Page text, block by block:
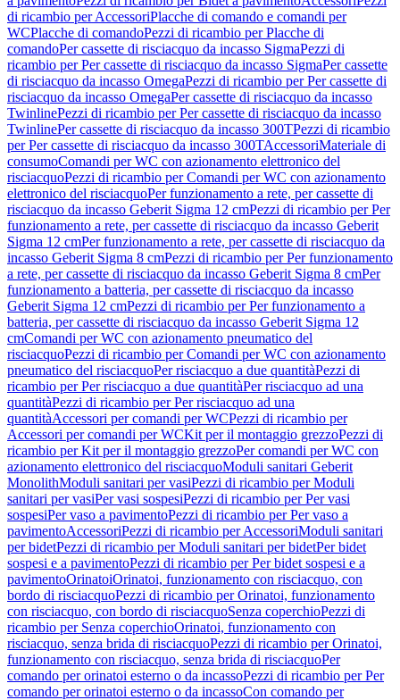
di ricambio per AccessoriPlacche di comando e comandi per
WCPlacche di comandoPezzi di ricambio per Placche di
comandoPer cassette di risciacquo da incasso SigmaPezzi di
ricambio per Per cassette di risciacquo da incasso SigmaPer cassette
di risciacquo da incasso OmegaPezzi di ricambio per Per cassette di
risciacquo da incasso OmegaPer cassette di risciacquo da incasso
TwinlinePezzi di ricambio per Per cassette di risciacquo da incasso
TwinlinePer cassette di risciacquo da incasso 300TPezzi di ricambio
per Per cassette di risciacquo da incasso 300TAccessoriMateriale di
consumoComandi per WC con azionamento elettronico del
risciacquoPezzi di ricambio per Comandi per WC con azionamento
elettronico del risciacquoPer funzionamento a rete, per cassette di
risciacquo da incasso Geberit Sigma 12 cmPezzi di ricambio per Per
funzionamento a rete, per cassette di risciacquo da incasso Geberit
Sigma 12 cmPer funzionamento a rete, per cassette di risciacquo da
incasso Geberit Sigma 8 cmPezzi di ricambio per Per funzionamento
a rete, per cassette di risciacquo da incasso Geberit Sigma 8 cmPer
funzionamento a batteria, per cassette di risciacquo da incasso
Geberit Sigma 12 cmPezzi di ricambio per Per funzionamento a
batteria, per cassette di risciacquo da incasso Geberit Sigma 12
cmComandi per WC con azionamento pneumatico del
risciacquoPezzi di ricambio per Comandi per WC con azionamento
pneumatico del risciacquoPer risciacquo a due quantitàPezzi di
ricambio per Per risciacquo a due quantitàPer risciacquo ad una
quantitàPezzi di ricambio per Per risciacquo ad una
quantitàAccessori per comandi per WCPezzi di ricambio per
Accessori per comandi per WCKit per il montaggio grezzoPezzi di
ricambio per Kit per il montaggio grezzoPer comandi per WC con
azionamento elettronico del risciacquoModuli sanitari Geberit
MonolithModuli sanitari per vasiPezzi di ricambio per Moduli
sanitari per vasiPer vasi sospesiPezzi di ricambio per Per vasi
sospesiPer vaso a pavimentoPezzi di ricambio per Per vaso a
pavimentoAccessoriPezzi di ricambio per AccessoriModuli sanitari
per bidetPezzi di ricambio per Moduli sanitari per bidetPer bidet
sospesi e a pavimentoPezzi di ricambio per Per bidet sospesi e a
pavimentoOrinatoiOrinatoi, funzionamento con risciacquo, con
bordo di risciacquoPezzi di ricambio per Orinatoi, funzionamento
con risciacquo, con bordo di risciacquoSenza coperchioPezzi di
ricambio per Senza coperchioOrinatoi, funzionamento con
risciacquo, senza brida di risciacquoPezzi di ricambio per Orinatoi,
funzionamento con risciacquo, senza brida di risciacquoPer
comando per orinatoi esterno o da incassoPezzi di ricambio per Per
comando per orinatoi esterno o da incassoCon comando per